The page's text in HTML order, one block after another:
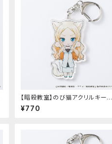
【暗殺教室】のび猫アクリルキーホ
ルダー（イリーナ・イェラビッチ）
¥770